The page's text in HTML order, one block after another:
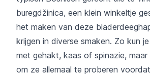
buregdžinica, een klein winkeltje
het maken van deze
krijgen in diverse smaken. Zo kun
met gehakt, kaas of spinazie,
om ze allemaal te proberen